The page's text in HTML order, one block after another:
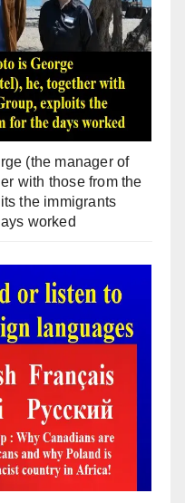
(the manager of
with those from the
the immigrants
worked